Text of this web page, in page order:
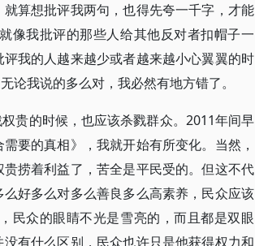
算想批评我两句，也得先夸一千字，才能
像我批评的那些人给其他反对者扣帽子一
我的人越来越少或者越来越小心翼翼的时
论我说的多么对，我必然有地方错了。
贵的时候，也应该杀戮群众。2011年间早
要的真相》，我就开始有所变化。当然，
捞着利益了，苦全是平民受的。但这不代
好多么对多么善良多么高素养，民众应该
民众的眼睛不光是雪亮的，而且都是双眼
有什么区别，民众也许只是他获得权力和